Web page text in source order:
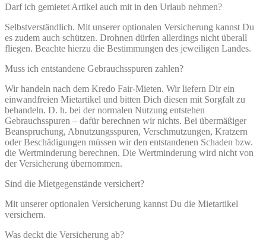
Darf ich gemietet Artikel auch mit in den Urlaub nehmen?
Selbstverständlich. Mit unserer optionalen Versicherung kannst Du
es zudem auch schützen. Drohnen dürfen allerdings nicht überall
fliegen. Beachte hierzu die Bestimmungen des jeweiligen Landes.
Muss ich entstandene Gebrauchsspuren zahlen?
Wir handeln nach dem Kredo Fair-Mieten. Wir liefern Dir ein
einwandfreien Mietartikel und bitten Dich diesen mit Sorgfalt zu
behandeln. D. h. bei der normalen Nutzung entstehen
Gebrauchsspuren – dafür berechnen wir nichts. Bei übermäßiger
Beanspruchung, Abnutzungsspuren, Verschmutzungen, Kratzern
oder Beschädigungen müssen wir den entstandenen Schaden bzw.
die Wertminderung berechnen. Die Wertminderung wird nicht von
der Versicherung übernommen.
Sind die Mietgegenstände versichert?
Mit unserer optionalen Versicherung kannst Du die Mietartikel
versichern.
Was deckt die Versicherung ab?